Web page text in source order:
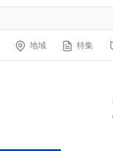
地域 特集